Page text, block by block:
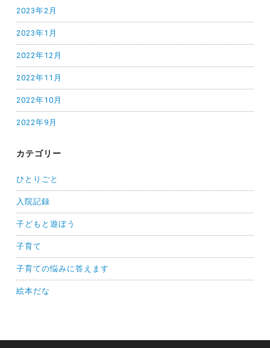
2023年2月
2023年1月
2022年12月
2022年11月
2022年10月
2022年9月
カテゴリー
ひとりごと
入院記録
子どもと遊ぼう
子育て
子育ての悩みに答えます
絵本だな